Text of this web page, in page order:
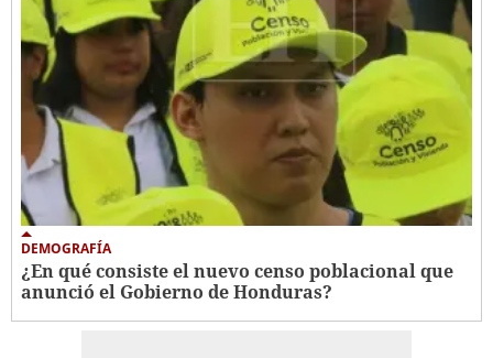
DEMOGRAFÍA
¿En qué consiste el nuevo censo poblacional que
anunció el Gobierno de Honduras?